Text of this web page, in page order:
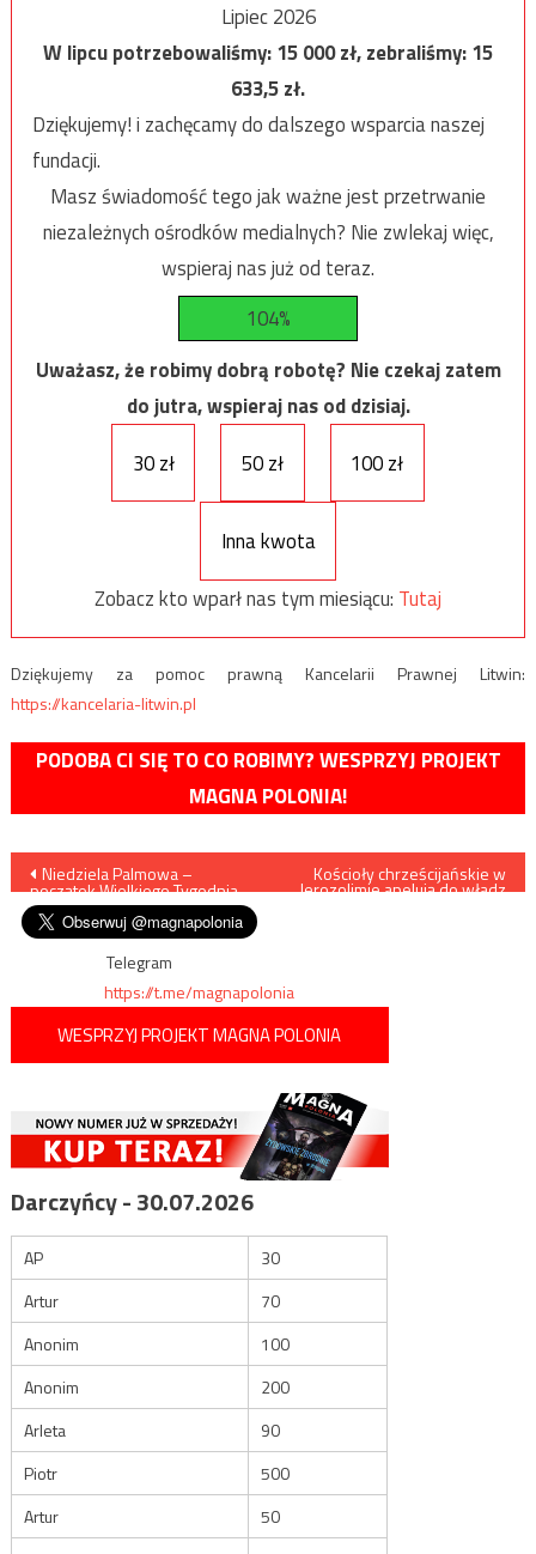
Lipiec 2026
W lipcu potrzebowaliśmy:15 000zł, zebraliśmy:15
633,5zł.
Dziękujemy! i zachęcamy do dalszego wsparcia naszej
fundacji.
Masz świadomość tego jak ważne jest przetrwanie
niezależnych ośrodków medialnych? Nie zwlekaj więc,
wspieraj nas już od teraz.
104%
Uważasz, że robimy dobrą robotę? Nie czekaj zatem
do jutra, wspieraj nas od dzisiaj.
30 zł
50 zł 100 zł
Inna kwota
Zobacz kto wparł nas tym miesiącu: Tutaj
Dziękujemy za pomoc prawną Kancelarii Prawnej Litwin:
https://kancelaria-litwin.pl
PODOBA CI SIĘ TO CO ROBIMY? WESPRZYJ PROJEKT
MAGNA POLONIA!
Nawigacja
wpisu
Niedziela Palmowa –
początek Wielkiego Tygodnia
Kościoły chrześcijańskie w
Jerozolimie apelują do władz
Telegram
https://t.me/magnapolonia
WESPRZYJ PROJEKT MAGNA POLONIA
Darczyńcy - 30.07.2026
AP
30
Artur
70
Anonim
100
Anonim
200
Arleta
90
Piotr
500
Artur
50